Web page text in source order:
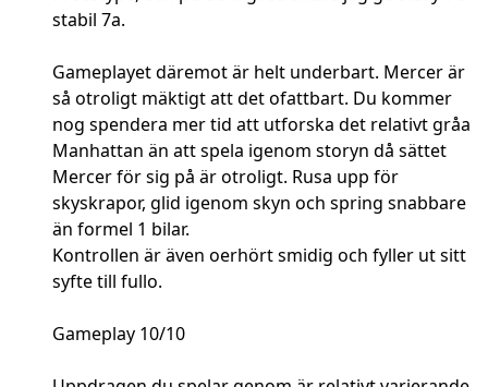
stabil 7a.
Gameplayet däremot är helt underbart. Mercer är
så otroligt mäktigt att det ofattbart. Du kommer
nog spendera mer tid att utforska det relativt gråa
Manhattan än att spela igenom storyn då sättet
Mercer för sig på är otroligt. Rusa upp för
skyskrapor, glid igenom skyn och spring snabbare
än formel 1 bilar.
Kontrollen är även oerhört smidig och fyller ut sitt
syfte till fullo.
Gameplay 10/10